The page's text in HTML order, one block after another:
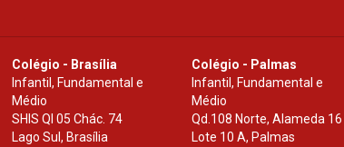
Colégio - Brasília
Infantil, Fundamental e
Médio
SHIS Ql 05 Chác. 74
Lago Sul, Brasília
Colégio - Palmas
Infantil, Fundamental e
Médio
Qd.108 Norte, Alameda 16
Lote 10 A, Palmas